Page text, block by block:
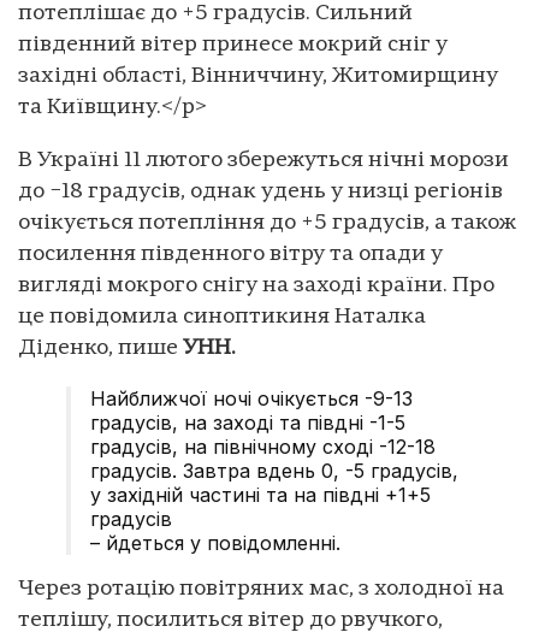
потеплішає до +5 градусів. Сильний
південний вітер принесе мокрий сніг у
західні області, Вінниччину, Житомирщину
та Київщину.</p>
В Україні 11 лютого збережуться нічні морози
до −18 градусів, однак удень у низці регіонів
очікується потепління до +5 градусів, а також
посилення південного вітру та опади у
вигляді мокрого снігу на заході країни. Про
це повідомила синоптикиня Наталка
Діденко, пише УНН.
Найближчої ночі очікується -9-13
градусів, на заході та півдні -1-5
градусів, на північному сході -12-18
градусів. Завтра вдень 0, -5 градусів,
у західній частині та на півдні +1+5
градусів
– йдеться у повідомленні.
Через ротацію повітряних мас, з холодної на
теплішу, посилиться вітер до рвучкого,